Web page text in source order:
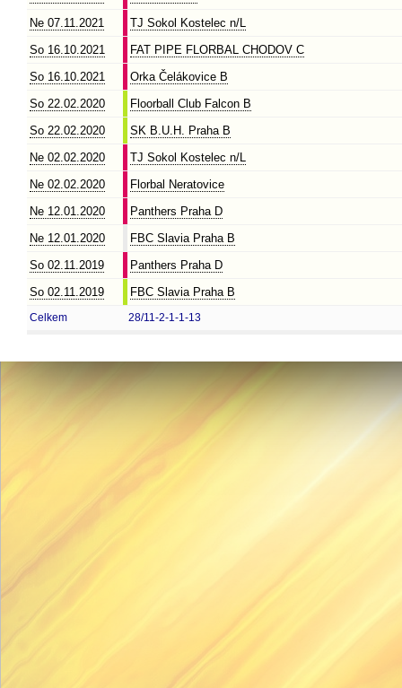
Ne 07.11.2021
TJ Sokol Kostelec n/L
So 16.10.2021
FAT PIPE FLORBAL CHODOV C
So 16.10.2021
Orka Čelákovice B
So 22.02.2020
Floorball Club Falcon B
So 22.02.2020
SK B.U.H. Praha B
Ne 02.02.2020
TJ Sokol Kostelec n/L
Ne 02.02.2020
Florbal Neratovice
Ne 12.01.2020
Panthers Praha D
Ne 12.01.2020
FBC Slavia Praha B
So 02.11.2019
Panthers Praha D
So 02.11.2019
FBC Slavia Praha B
Celkem 28/11-2-1-1-13